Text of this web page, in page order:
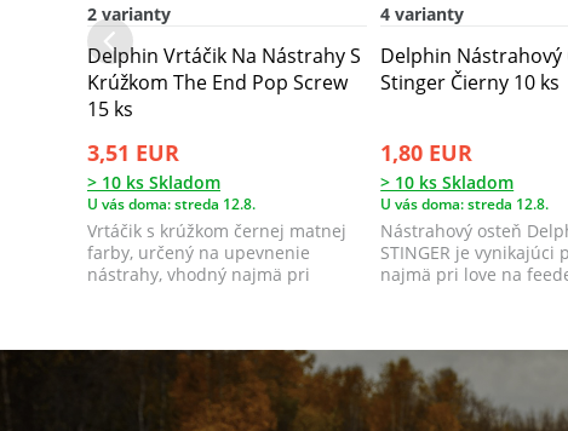
2 varianty
Delphin Vrtáčik Na Nástrahy S
Krúžkom The End Pop Screw
15 ks
3,51 EUR
> 10 ks Skladom
U vás doma: streda 12.8.
Vrtáčik s krúžkom černej matnej
farby, určený na upevnenie
nástrahy, vhodný najmä pri
4 varianty
Delphin Nástrahový
Stinger Čierny 10 ks
1,80 EUR
> 10 ks Skladom
U vás doma: streda 12.8.
Nástrahový osteň
STINGER je vynikajúci
najmä pri love na